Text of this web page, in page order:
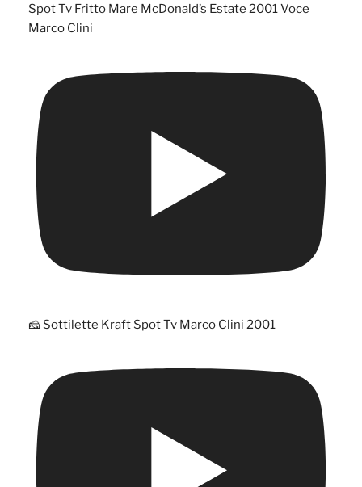
Spot Tv Fritto Mare McDonald’s Estate 2001 Voce
Marco Clini
🧀 Sottilette Kraft Spot Tv Marco Clini 2001